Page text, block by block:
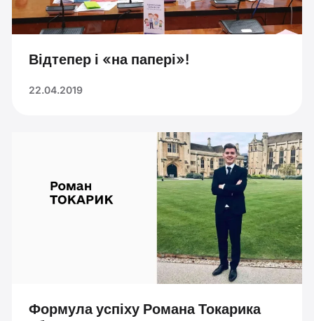
Відтепер і «на папері»!
22.04.2019
Формула успіху Романа Токарика